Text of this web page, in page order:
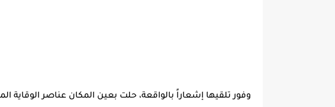
وفور تلقيها إشعاراً بالواقعة، حلت بعين المكان عناصر الوقاية